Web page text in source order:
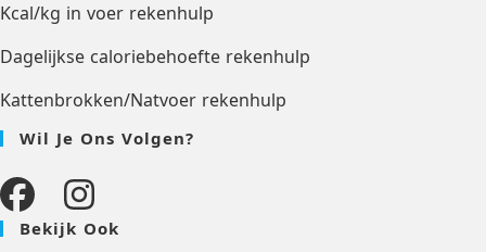
Kcal/kg in voer rekenhulp
Dagelijkse caloriebehoefte rekenhulp
Kattenbrokken/Natvoer rekenhulp
Wil Je Ons Volgen?
Bekijk Ook